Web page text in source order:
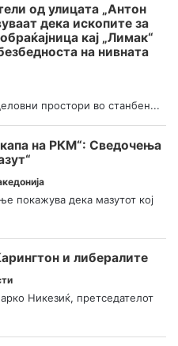
од улицата „Антон
дека ископите за
кај „Лимак“
на нивната
простори во станбен...
на РКМ“: Сведочења
покажува дека мазутот кој
и либералите
Никезиќ, претседателот